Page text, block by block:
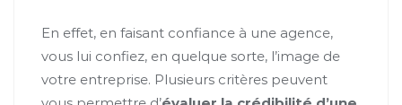
En effet, en faisant confiance à une agence,
vous lui confiez, en quelque sorte, l’image de
votre entreprise. Plusieurs critères peuvent